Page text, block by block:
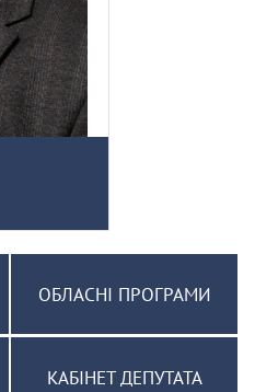
ОБЛАСНІ ПРОГРАМИ
КАБІНЕТ ДЕПУТАТА